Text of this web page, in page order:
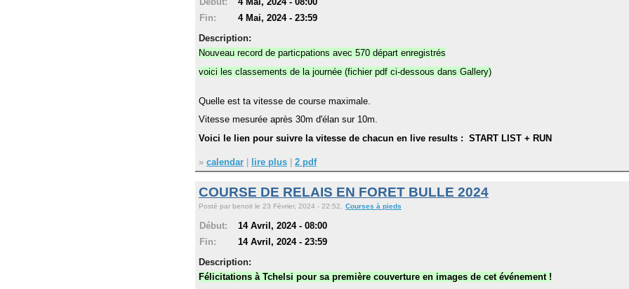
Fin:
4 Mai, 2024 - 23:59
Description:
Nouveau record de particpations avec 570 départ enregistrés
voici les classements de la journée (fichier pdf ci-dessous dans Gallery)
Quelle est ta vitesse de course maximale.
Vitesse mesurée après 30m d'élan sur 10m.
Voici le lien pour suivre la vitesse de chacun en live results : START LIST + RUN
» calendar lire plus 2 pdf
COURSE DE RELAIS EN FORET BULLE 2024
Posté par benoit le 23 Février, 2024 - 22:52. Courses à pieds
Début:
14 Avril, 2024 - 08:00
Fin:
14 Avril, 2024 - 23:59
Description:
Félicitations à Tchelsi pour sa première couverture en images de cet événement !